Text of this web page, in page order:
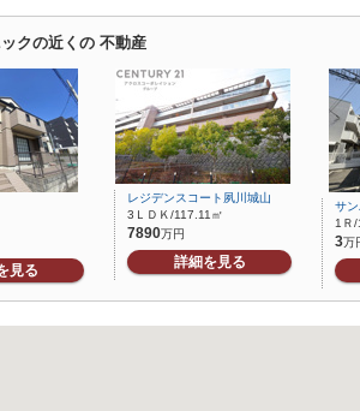
クの近くの 不動産
見る
レジデンスコート夙川城山
3ＬＤＫ/117.11㎡
7890万円
詳細を見る
サ
1Ｒ
3万